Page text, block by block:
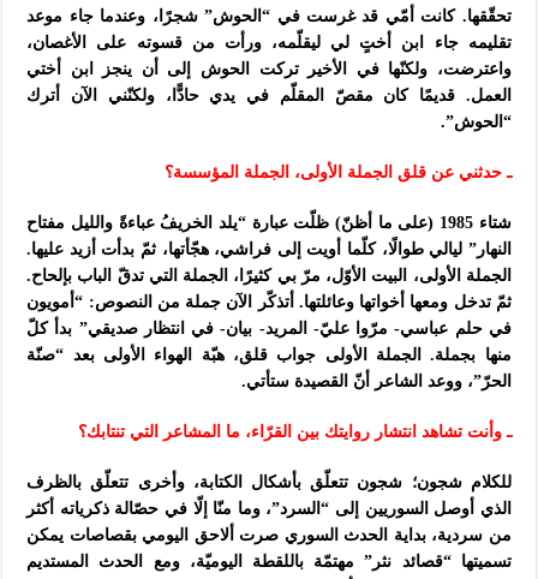
تحقّقها. كانت أمّي قد غرست في “الحوش” شجرًا، وعندما جاء موعد
تقليمه جاء ابن أختٍ لي ليقلّمه، ورأت من قسوته على الأغصان،
واعترضت، ولكنّها في الأخير تركت الحوش إلى أن ينجز ابن أختي
العمل. قديمًا كان مقصّ المقلّم في يدي حادًّا، ولكنّني الآن أترك
“الحوش”.
ـ حدثني عن قلق الجملة الأولى، الجملة المؤسسة؟
شتاء 1985 (على ما أظنّ) ظلّت عبارة “يلد الخريفُ عباءةً والليل مفتاح
النهار” ليالي طوالًا، كلّما أويت إلى فراشي، هجّأتها، ثمّ بدأت أزيد عليها.
الجملة الأولى، البيت الأوّل، مرّ بي كثيرًا، الجملة التي تدقّ الباب بإلحاح.
ثمّ تدخل ومعها أخواتها وعائلتها. أتذكّر الآن جملة من النصوص: “أمويون
في حلم عباسي- مرّوا عليّ- المريد- بيان- في انتظار صديقي” بدأ كلّ
منها بجملة. الجملة الأولى جواب قلق، هبّة الهواء الأولى بعد “صنّة
الحرّ”، ووعد الشاعر أنّ القصيدة ستأتي.
ـ وأنت تشاهد انتشار روايتك بين القرّاء، ما المشاعر التي تنتابك؟
للكلام شجون؛ شجون تتعلّق بأشكال الكتابة، وأخرى تتعلّق بالظرف
الذي أوصل السوريين إلى “السرد”، وما منّا إلّا في حصّالة ذكرياته أكثر
من سردية، بداية الحدث السوري صرت ألاحق اليومي بقصاصات يمكن
تسميتها “قصائد نثر” مهتمّة باللقطة اليوميّة، ومع الحدث المستديم